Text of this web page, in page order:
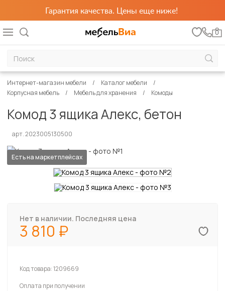
Гарантия качества. Цены еще ниже!
0
Интернет-магазин мебели
Каталог мебели
Корпусная мебель
Мебель для хранения Комоды
Комод 3 ящика Алекс, бетон
арт. 2023005130500
Есть на маркетплейсах
Нет в наличии. Последняя цена
3 810
Код товара:1209669
Оплата при получении